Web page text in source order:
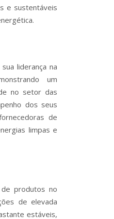
e sustentáveis
liderança na
um
no setor das
dos seus
de
limpas e
de produtos no
de elevada
estáveis,